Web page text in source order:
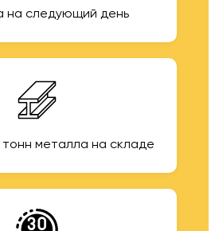
на следующий день
тонн металла на складе